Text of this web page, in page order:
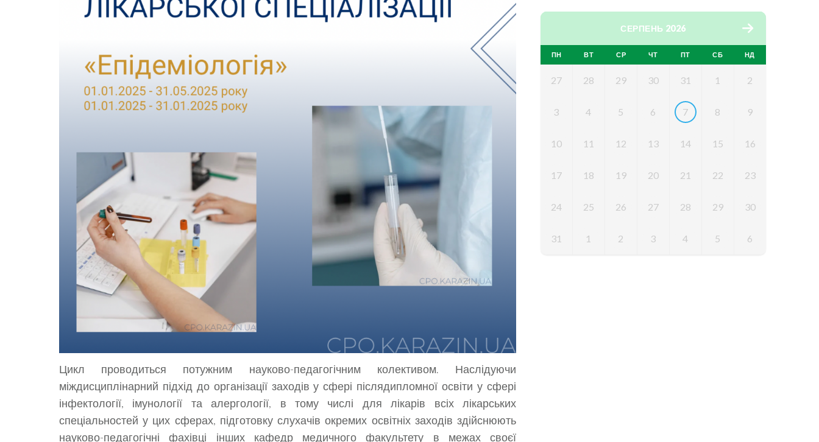
Цикл проводиться потужним науково-педагогічним колективом. Наслідуючи
міждисциплінарний підхід до організації заходів у сфері післядипломної освіти у сфері
інфектології, імунології та алергології, в тому числі для лікарів всіх лікарських
спеціальностей у цих сферах, підготовку слухачів окремих освітніх заходів здійснюють
науково-педагогічні фахівці інших кафедр медичного факультету в межах своєї
СЕРПЕНЬ 2026
ПН ВТ СР ЧТ ПТ СБ НД
27 28 29 30 31 1 2
3 4 5 6 7 8 9
10 11 12 13 14 15 16
17 18 19 20 21 22 23
24 25 26 27 28 29 30
31 1 2 3 4 5 6